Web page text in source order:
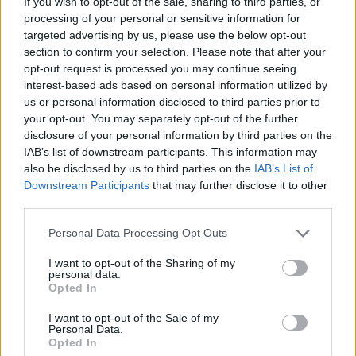
processing of your personal or sensitive information for
targeted advertising by us, please use the below opt-out
section to confirm your selection. Please note that after your
opt-out request is processed you may continue seeing
interest-based ads based on personal information utilized by
us or personal information disclosed to third parties prior to
your opt-out. You may separately opt-out of the further
disclosure of your personal information by third parties on the
IAB’s list of downstream participants. This information may
also be disclosed by us to third parties on the IAB’s List of
Downstream Participants that may further disclose it to other
Please note that this website/app uses one or more Google
not limited to your visit or usage behaviour. You may click to
grant or deny consent to Google and its third-party tags to
use your data for below specified purposes in below Google
consent section.
Personal Data Processing Opt Outs
I want to opt-out of the Sharing of my
personal data.
Opted In
I want to opt-out of the Sale of my
Personal Data.
Opted In
2001
Lány a kanapén (Jenta i sofaen) Royal Lyceum
Theatre, Edinburgh  Schaubühne, Berlin, 2002
Lila (Lilla) Traverse Theatre  Royal Lyceum
Youth Theatre, Edinburgh, 2003
Stanislas Cotton: A fogak (Les dents)
Szereplők: Kovalik Ágnes, Vándor Éva, Keresztes
Tamás, Újvári Zoltán
Rendező: Révész Ágota
Rövid ismertető:
A darab szűk körben, a Diguedon családban
játszódik. Nem tudni pontosan, mikor és hol.
Általában van szó egy családról, melyben anya